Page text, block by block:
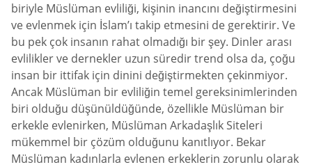
biriyle Müslüman evliliği, kişinin inancını değiştirmesini
ve evlenmek için İslam’ı takip etmesini de gerektirir. Ve
bu pek çok insanın rahat olmadığı bir şey. Dinler arası
evlilikler ve dernekler uzun süredir trend olsa da, çoğu
insan bir ittifak için dinini değiştirmekten çekinmiyor.
Ancak Müslüman bir evliliğin temel gereksinimlerinden
biri olduğu düşünüldüğünde, özellikle Müslüman bir
erkekle evlenirken, Müslüman Arkadaşlık Siteleri
mükemmel bir çözüm olduğunu kanıtlıyor. Bekar
Müslüman kadınlarla evlenen erkeklerin zorunlu olarak